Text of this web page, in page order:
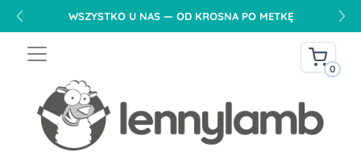
WSZYSTKO U NAS — OD KROSNA PO METKĘ
0